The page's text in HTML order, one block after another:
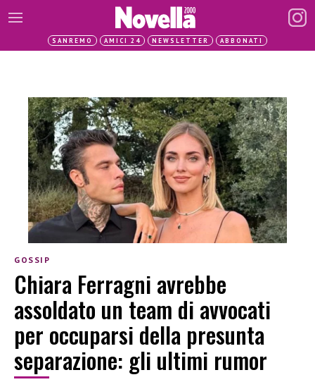
SANREMO AMICI 24 NEWSLETTER ABBONATI
GOSSIP
Chiara Ferragni avrebbe
assoldato un team di avvocati
per occuparsi della presunta
separazione: gli ultimi rumor